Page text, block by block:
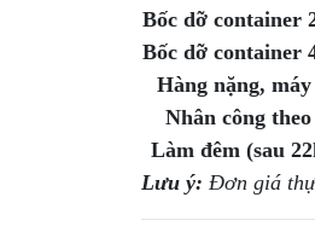
Bốc dỡ container
Bốc dỡ container
Hàng nặng, máy
Nhân công
Làm đêm (sau
Lưu ý: Đơn giá